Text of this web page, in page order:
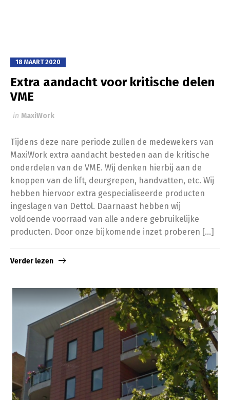
18 MAART 2020
Extra aandacht voor kritische delen
VME
in MaxiWork
Tijdens deze nare periode zullen de medewekers van
MaxiWork extra aandacht besteden aan de kritische
onderdelen van de VME. Wij denken hierbij aan de
knoppen van de lift, deurgrepen, handvatten, etc. Wij
hebben hiervoor extra gespecialiseerde producten
ingeslagen van Dettol. Daarnaast hebben wij
voldoende voorraad van alle andere gebruikelijke
producten. Door onze bijkomende inzet proberen […]
Verder lezen